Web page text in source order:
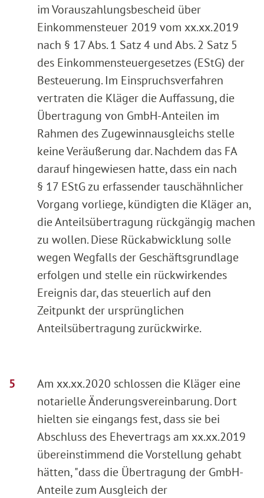
im Vorauszahlungsbescheid über
Einkommensteuer 2019 vom xx.xx.2019
nach § 17 Abs. 1 Satz 4 und Abs. 2 Satz 5
des Einkommensteuergesetzes (EStG) der
Besteuerung. Im Einspruchsverfahren
vertraten die Kläger die Auffassung, die
Übertragung von GmbH-Anteilen im
Rahmen des Zugewinnausgleichs stelle
keine Veräußerung dar. Nachdem das FA
darauf hingewiesen hatte, dass ein nach
§ 17 EStG zu erfassender tauschähnlicher
Vorgang vorliege, kündigten die Kläger an,
die Anteilsübertragung rückgängig machen
zu wollen. Diese Rückabwicklung solle
wegen Wegfalls der Geschäftsgrundlage
erfolgen und stelle ein rückwirkendes
Ereignis dar, das steuerlich auf den
Zeitpunkt der ursprünglichen
Anteilsübertragung zurückwirke.
Am xx.xx.2020 schlossen die Kläger eine
notarielle Änderungsvereinbarung. Dort
hielten sie eingangs fest, dass sie bei
Abschluss des Ehevertrags am xx.xx.2019
übereinstimmend die Vorstellung gehabt
hätten, "dass die Übertragung der GmbH-
Anteile zum Ausgleich der